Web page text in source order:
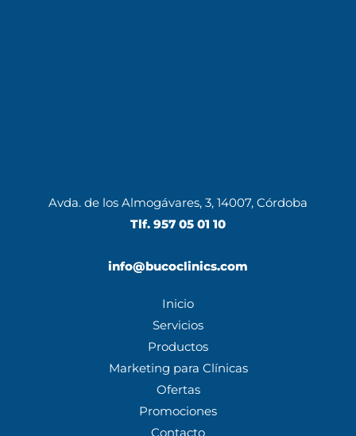
Avda. de los Almogávares, 3, 14007, Córdoba
Tlf. 957 05 01 10
info@bucoclinics.com
Inicio
Servicios
Productos
Marketing para Clínicas
Ofertas
Promociones
Contacto